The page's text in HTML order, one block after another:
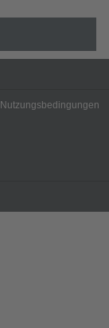
Nutzungsbedingungen